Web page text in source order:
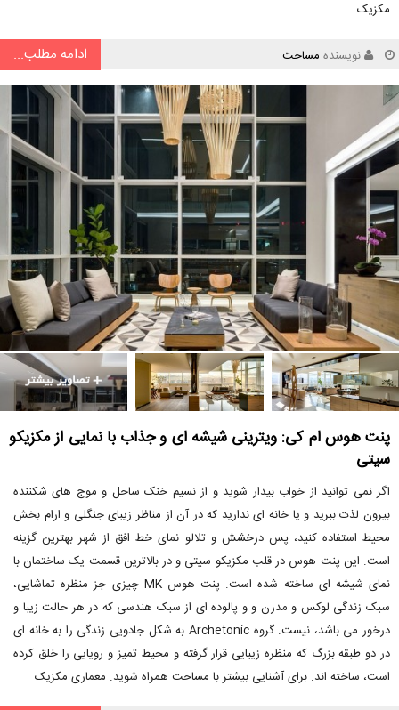
مکزیک
نویسنده مساحت ادامه مطلب...
پنت هوس ام کی: ویترینی شیشه ای و جذاب با نمایی از مکزیکو
سیتی
اگر نمی توانید از خواب بیدار شوید و از نسیم خنک ساحل و موج های شکننده
بیرون لذت ببرید و یا خانه ای ندارید که در آن از مناظر زیبای جنگلی و ارام بخش
محیط استفاده کنید، پس درخشش و تلالو نمای خط افق از شهر بهترین گزینه
است. این پنت هوس در قلب مکزیکو سیتی و در بالاترین قسمت یک ساختمان با
نمای شیشه ای ساخته شده است. پنت هوس MK چیزی جز منظره تماشایی،
سبک زندگی لوکس و مدرن و و پالوده ای از سبک هندسی که در هر حالت زیبا و
درخور می باشد، نیست. گروه Archetonic به شکل جادویی زندگی را به خانه ای
در دو طبقه بزرگ که منظره زیبایی قرار گرفته و محیط تمیز و رویایی را خلق کرده
است، ساخته اند. برای آشنایی بیشتر با مساحت همراه شوید. معماری مکزیک